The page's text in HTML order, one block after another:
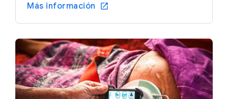
Más información